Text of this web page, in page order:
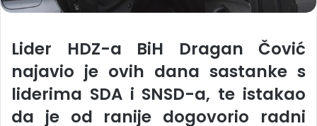
Lider HDZ-a BiH Dragan Čović
najavio je ovih dana sastanke s
liderima SDA i SNSD-a, te istakao
da je od ranije dogovorio radni